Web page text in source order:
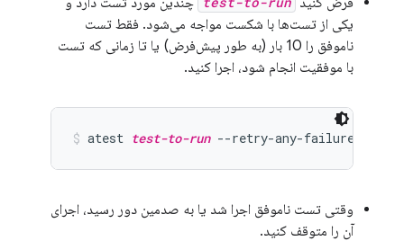
یکی از تست‌ها با شکست مواجه می‌شود. فقط تست
ناموفق را 10 بار (به طور پیش‌فرض) یا تا زمانی که تست
با موفقیت انجام شود، اجرا کنید.
atest test-to-run --retry-any-failure
وقتی تست ناموفق اجرا شد یا به صدمین دور رسید، اجرای
آن را متوقف کنید.